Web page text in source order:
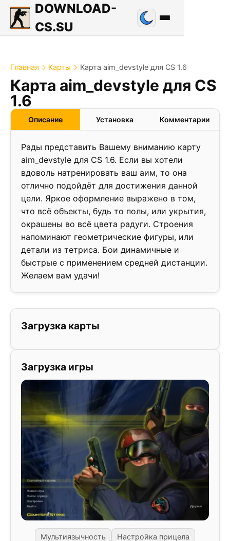
DOWNLOAD-
CS.SU
Главная Карты Карта aim_devstyle для CS 1.6
Карта aim_devstyle для CS
1.6
❮ ❯
1.2
Описание Установка Комментарии
Рады представить Вашему вниманию карту
aim_devstyle для CS 1.6. Если вы хотели
вдоволь натренировать ваш аим, то она
отлично подойдёт для достижения данной
цели. Яркое оформление выражено в том,
что всё объекты, будь то полы, или укрытия,
окрашены во всё цвета радуги. Строения
напоминают геометрические фигуры, или
детали из тетриса. Бои динамичные и
быстрые с применением средней дистанции.
Желаем вам удачи!
Загрузка карты
Загрузка игры
Мультиязычность Настройка прицела